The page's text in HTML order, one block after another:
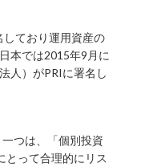
ており運用資産の
本では2015年9月に
人）がPRIに署名し
つは、「個別投資
とって合理的にリス